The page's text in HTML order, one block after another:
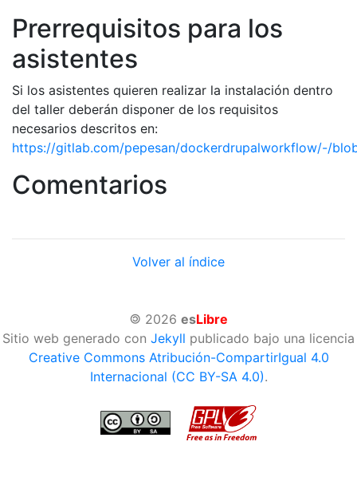
Prerrequisitos para los
asistentes
Si los asistentes quieren realizar la instalación dentro
del taller deberán disponer de los requisitos
necesarios descritos en:
https://gitlab.com/pepesan/dockerdrupalworkflow/-/
Comentarios
Volver al índice
© 2026 esLibre
Sitio web generado con Jekyll publicado bajo una licencia
Creative Commons Atribución-CompartirIgual 4.0
Internacional (CC BY-SA 4.0).